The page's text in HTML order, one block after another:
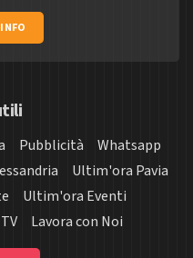
Pubblicità
Whatsapp
Ultim'ora Pavia
Ultim'ora Eventi
Lavora con Noi